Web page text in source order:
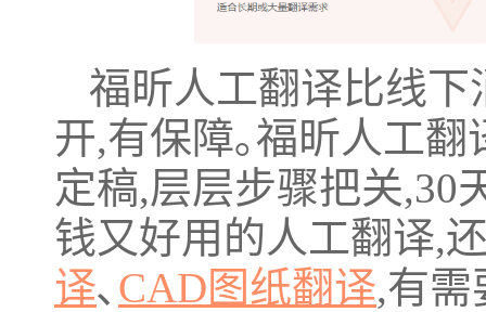
福昕人工翻译比线
开,有保障｡福昕人工
定稿,层层步骤把关,30
钱又好用的人工翻译,
译､ CAD图纸翻译,有需